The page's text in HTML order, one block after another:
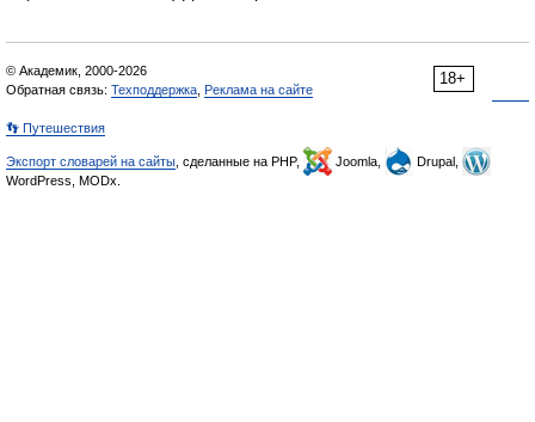
18+
© Академик, 2000-2026
Обратная связь: Техподдержка Реклама на сайте
👣 Путешествия
Экспорт словарей на сайты , сделанные на PHP, Joomla,
Drupal,
WordPress, MODx.